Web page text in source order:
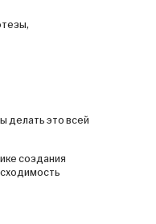
делать это всей
создания